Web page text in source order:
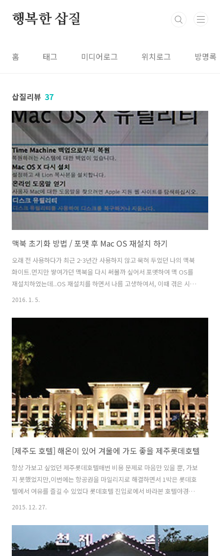
행복한 삽질
홈 태그 미디어로그 위치로그 방명록
삽질리뷰 37
맥북 초기화 방법 / 포맷 후 Mac OS 재설치 하기
오래 전 사용하다가 최근 2-3년간 사용하지 않고 묵혀 두었던 나의 맥북
화이트.먼지만 쌓여가던 맥북을 다시 써볼까 싶어서 포맷하여 맥 OS를
재설치하였는데..OS 재설치를 하면서 나름 고생하여서, 이때 겪은 시행
착오를 공유할까 합니다. 시행착오의 결론부터 말하자면 맥북 구매 때 포
전의 맥북에 해당합니다. (OS X 10.6 스노우 레오파드 / Snow Leopard
터넷만 연결되어 있으면 설치 시디가 없어도설치가 가능합니다만, 예전
모델은 설치시디가 없으면 재설치 하실 수 없습니다. 그럼 이제부터 설치
과정을 알아보겠습니다. 맥북을 재시동해서 부팅될 때..
2016. 1. 5.
[제주도 호텔] 해온이 있어 겨울에 가도 좋을 제주롯데호텔
항상 가보고 싶었던 제주롯데호텔매번 비용 문제로 마음만 있을 뿐, 가보
지 못했었지만,이번에는 항공권을 마일리지로 해결하면서 1박은 롯데호
텔에서 여유를 즐길 수 있었다 롯데호텔 진입로에서 바라본 호텔야경야
자수 탓일까.. 여느 외국의 호텔같은 분위기에 고급스러움이 느껴진다 호
원하는 타이밍에 부담없이 맡기면 된다 호텔 입구를 통과하면 정면으로
보이는 모습넓은 홀에 조형물 하나가 우리를 반긴다로비는 호텔기준 8층
에 위치한다 깔끔하고 여유로운 프론트 모습호텔에 들어서서 체크인을
2015. 12. 27.